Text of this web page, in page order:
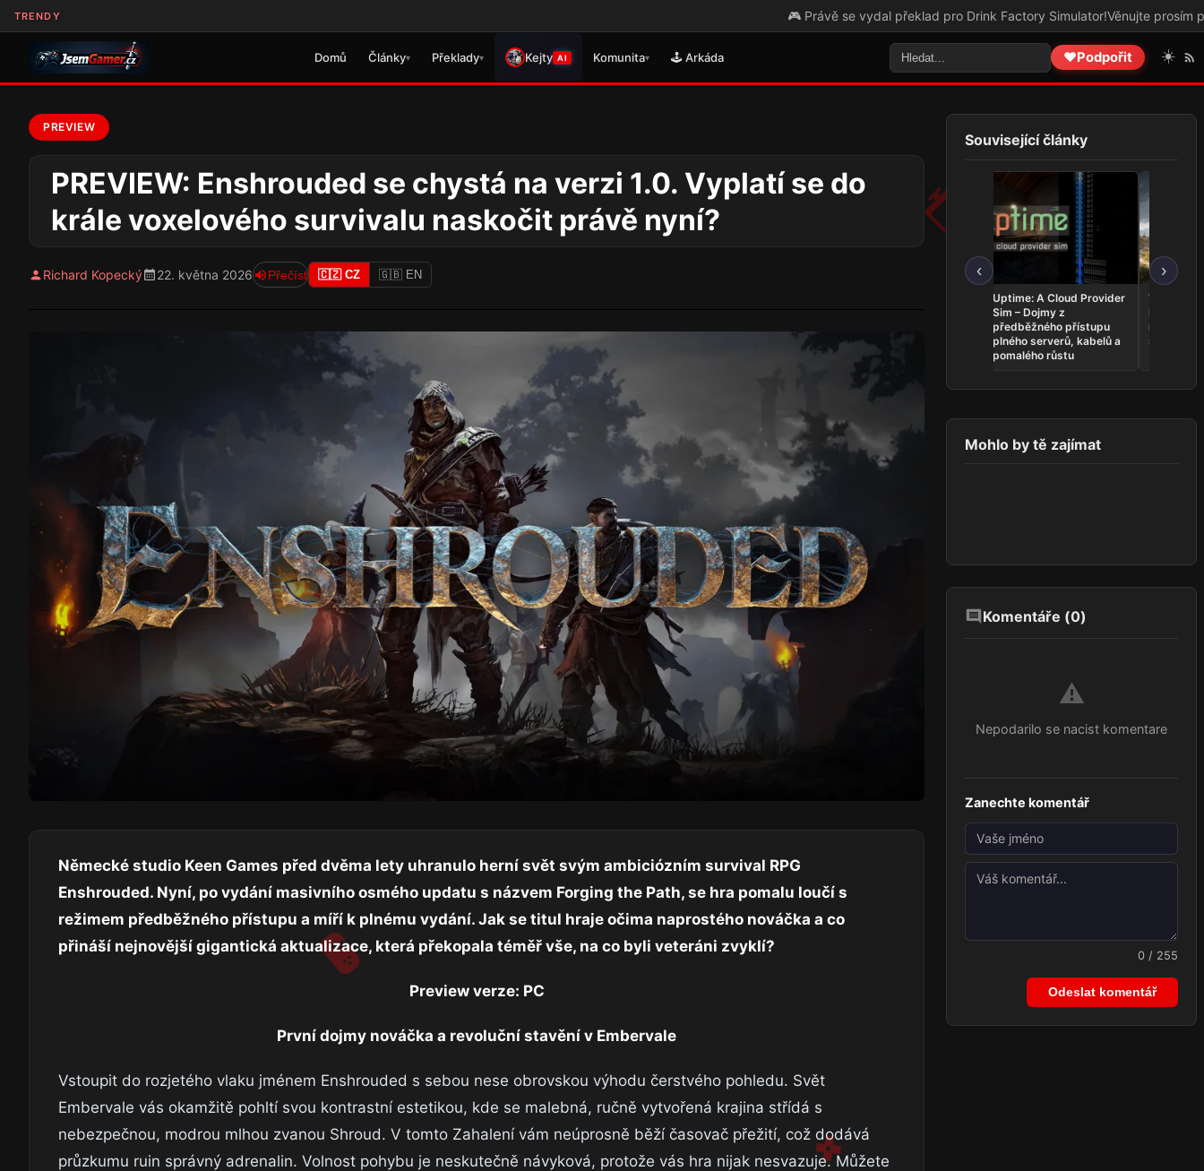
TRENDY 🎮 Právě se vydal překlad pro Drink Factory Simulator! Věnujte prosím pozornost tomuto odkazu
Domů Články▾ Překlady▾ Kejty AI Komunita▾ 🕹️ Arkáda ❤️Podpořit ☀️
PREVIEW
PREVIEW: Enshrouded se chystá na verzi 1.0. Vyplatí se do
krále voxelového survivalu naskočit právě nyní?
Richard Kopecký 22. května 2026 Přečíst 🇨🇿 CZ 🇬🇧 EN
Německé studio Keen Games před dvěma lety uhranulo herní svět svým ambiciózním survival RPG
Enshrouded. Nyní, po vydání masivního osmého updatu s názvem Forging the Path, se hra pomalu loučí s
režimem předběžného přístupu a míří k plnému vydání. Jak se titul hraje očima naprostého nováčka a co
přináší nejnovější gigantická aktualizace, která překopala téměř vše, na co byli veteráni zvyklí?
Preview verze: PC
První dojmy nováčka a revoluční stavění v Embervale
Vstoupit do rozjetého vlaku jménem Enshrouded s sebou nese obrovskou výhodu čerstvého pohledu. Svět
Embervale vás okamžitě pohltí svou kontrastní estetikou, kde se malebná, ručně vytvořená krajina střídá s
nebezpečnou, modrou mlhou zvanou Shroud. V tomto Zahalení vám neúprosně běží časovač přežití, což dodává
průzkumu ruin správný adrenalin. Volnost pohybu je neskutečně návyková, protože vás hra nijak nesvazuje. Můžete
Související články
‹
skvělé hodnocení za
druhým!
Uptime: A Cloud Provider
Sim – Dojmy z
předběžného přístupu
plného serverů, kabelů a
pomalého růstu
Titan
Ice
našiel silu
slabiny
›
Mohlo by tě zajímat
Komentáře (0)
⚠️
Nepodarilo se nacist komentare
Zanechte komentář
0 / 255
Odeslat komentář